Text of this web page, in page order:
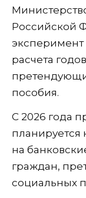
Российской
расчета
пособия.
С 2026 года
планируется
на
граждан,
социальных